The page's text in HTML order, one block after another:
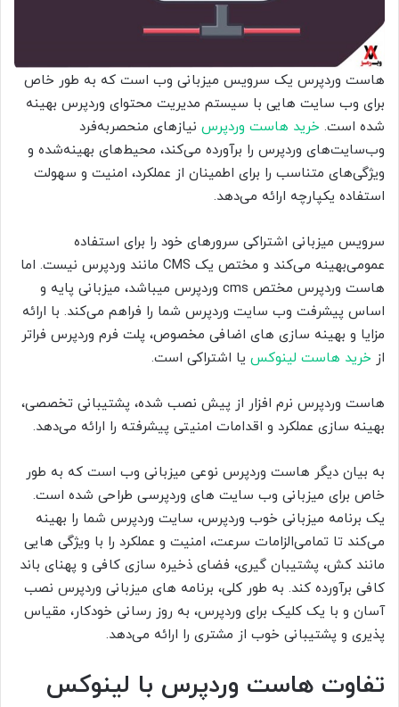
هاست وردپرس یک سرویس میزبانی وب است که به طور خاص
برای وب سایت هایی با سیستم مدیریت محتوای وردپرس بهینه
شده است. خرید هاست وردپرس نیازهای منحصربه‌فرد
وب‌سایت‌های وردپرس را برآورده می‌کند، محیط‌های بهینه‌شده و
ویژگی‌های متناسب را برای اطمینان از عملکرد، امنیت و سهولت
استفاده یکپارچه ارائه می‌دهد.
سرویس میزبانی اشتراکی سرورهای خود را برای استفاده
عمومی‌بهینه می‌کند و مختص یک CMS مانند وردپرس نیست. اما
هاست وردپرس مختص cms وردپرس میباشد، میزبانی پایه و
اساس پیشرفت وب سایت وردپرس شما را فراهم می‌کند. با ارائه
مزایا و بهینه سازی های اضافی مخصوص، پلت فرم وردپرس فراتر
از خرید هاست لینوکس یا اشتراکی است.
هاست وردپرس نرم افزار از پیش نصب شده، پشتیبانی تخصصی،
بهینه سازی عملکرد و اقدامات امنیتی پیشرفته را ارائه می‌دهد.
به بیان دیگر هاست وردپرس نوعی میزبانی وب است که به طور
خاص برای میزبانی وب سایت های وردپرسی طراحی شده است.
یک برنامه میزبانی خوب وردپرس، سایت وردپرس شما را بهینه
می‌کند تا تمامی‌الزامات سرعت، امنیت و عملکرد را با ویژگی هایی
مانند کش، پشتیبان گیری، فضای ذخیره سازی کافی و پهنای باند
کافی برآورده کند. به طور کلی، برنامه های میزبانی وردپرس نصب
آسان و با یک کلیک برای وردپرس، به روز رسانی خودکار، مقیاس
پذیری و پشتیبانی خوب از مشتری را ارائه می‌دهد.
تفاوت هاست وردپرس با لینوکس